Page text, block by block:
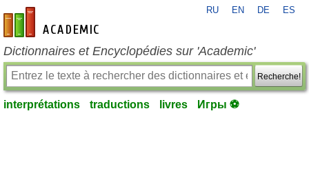
fr-academic.com
RU EN DE ES
Dictionnaires et Encyclopédies sur 'Academic'
Recherche!
interprétations traductions livres Игры ⚽